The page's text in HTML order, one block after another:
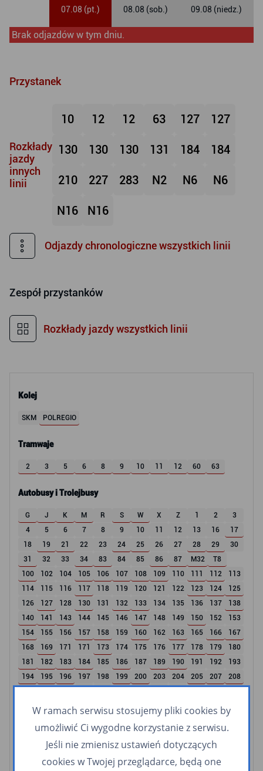
Kolej
SKM POLREGIO
Tramwaje
2 3 5 6 8 9 10 11 12 60 63
Autobusy i Trolejbusy
G J K M R S W X Z 1 2
3
4
5 6 7 8 9 10 11 12 13 16
17
18
19 21 22 23 24 25 26 27 28 29
30
31
32 33 34 83 84 85 86 87 M32
T8
100
102 104 105 106 107 108 109 110 111 112
113
114
115 116 117 118 119 120 121 122 123 124
125
126
127 128 130 131 132 133 134 135 136 137
138
140
141 143 144 145 146 147 148 149 150 152
153
154
155 156 157 158 159 160 162 163 165 166
167
168
169 171 171 173 174 175 176 177 178 179
180
181
182 183 184 185 186 187 189 190 191 192
193
194
195 196 197 198 199 200 203 204 205 207
208
265
267 282 283 287 289 295 307
770 959
Linie nocne
07.08 (pt.) 08.08 (sob.) 09.08 (niedz.)
Brak odjazdów w tym dniu.
Przystanek
Rozkłady
jazdy
innych
linii
10 12 12 63 127 127
130 130 130 131 184 184
210 227 283 N2 N6 N6
N16 N16
Odjazdy chronologiczne wszystkich linii
Zespół przystanków
Rozkłady jazdy wszystkich linii
W ramach serwisu stosujemy pliki cookies by
umożliwić Ci wygodne korzystanie z serwisu.
Jeśli nie zmienisz ustawień dotyczących
cookies w Twojej przeglądarce, będą one